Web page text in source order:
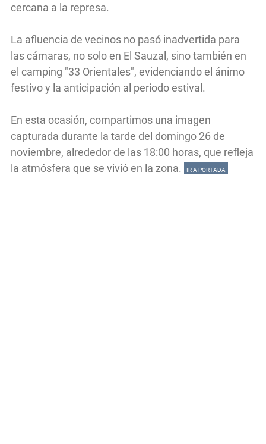
cercana a la represa.
La afluencia de vecinos no pasó inadvertida para
las cámaras, no solo en El Sauzal, sino también en
el camping "33 Orientales", evidenciando el ánimo
festivo y la anticipación al periodo estival.
En esta ocasión, compartimos una imagen
capturada durante la tarde del domingo 26 de
noviembre, alrededor de las 18:00 horas, que refleja
la atmósfera que se vivió en la zona.
IR A PORTADA